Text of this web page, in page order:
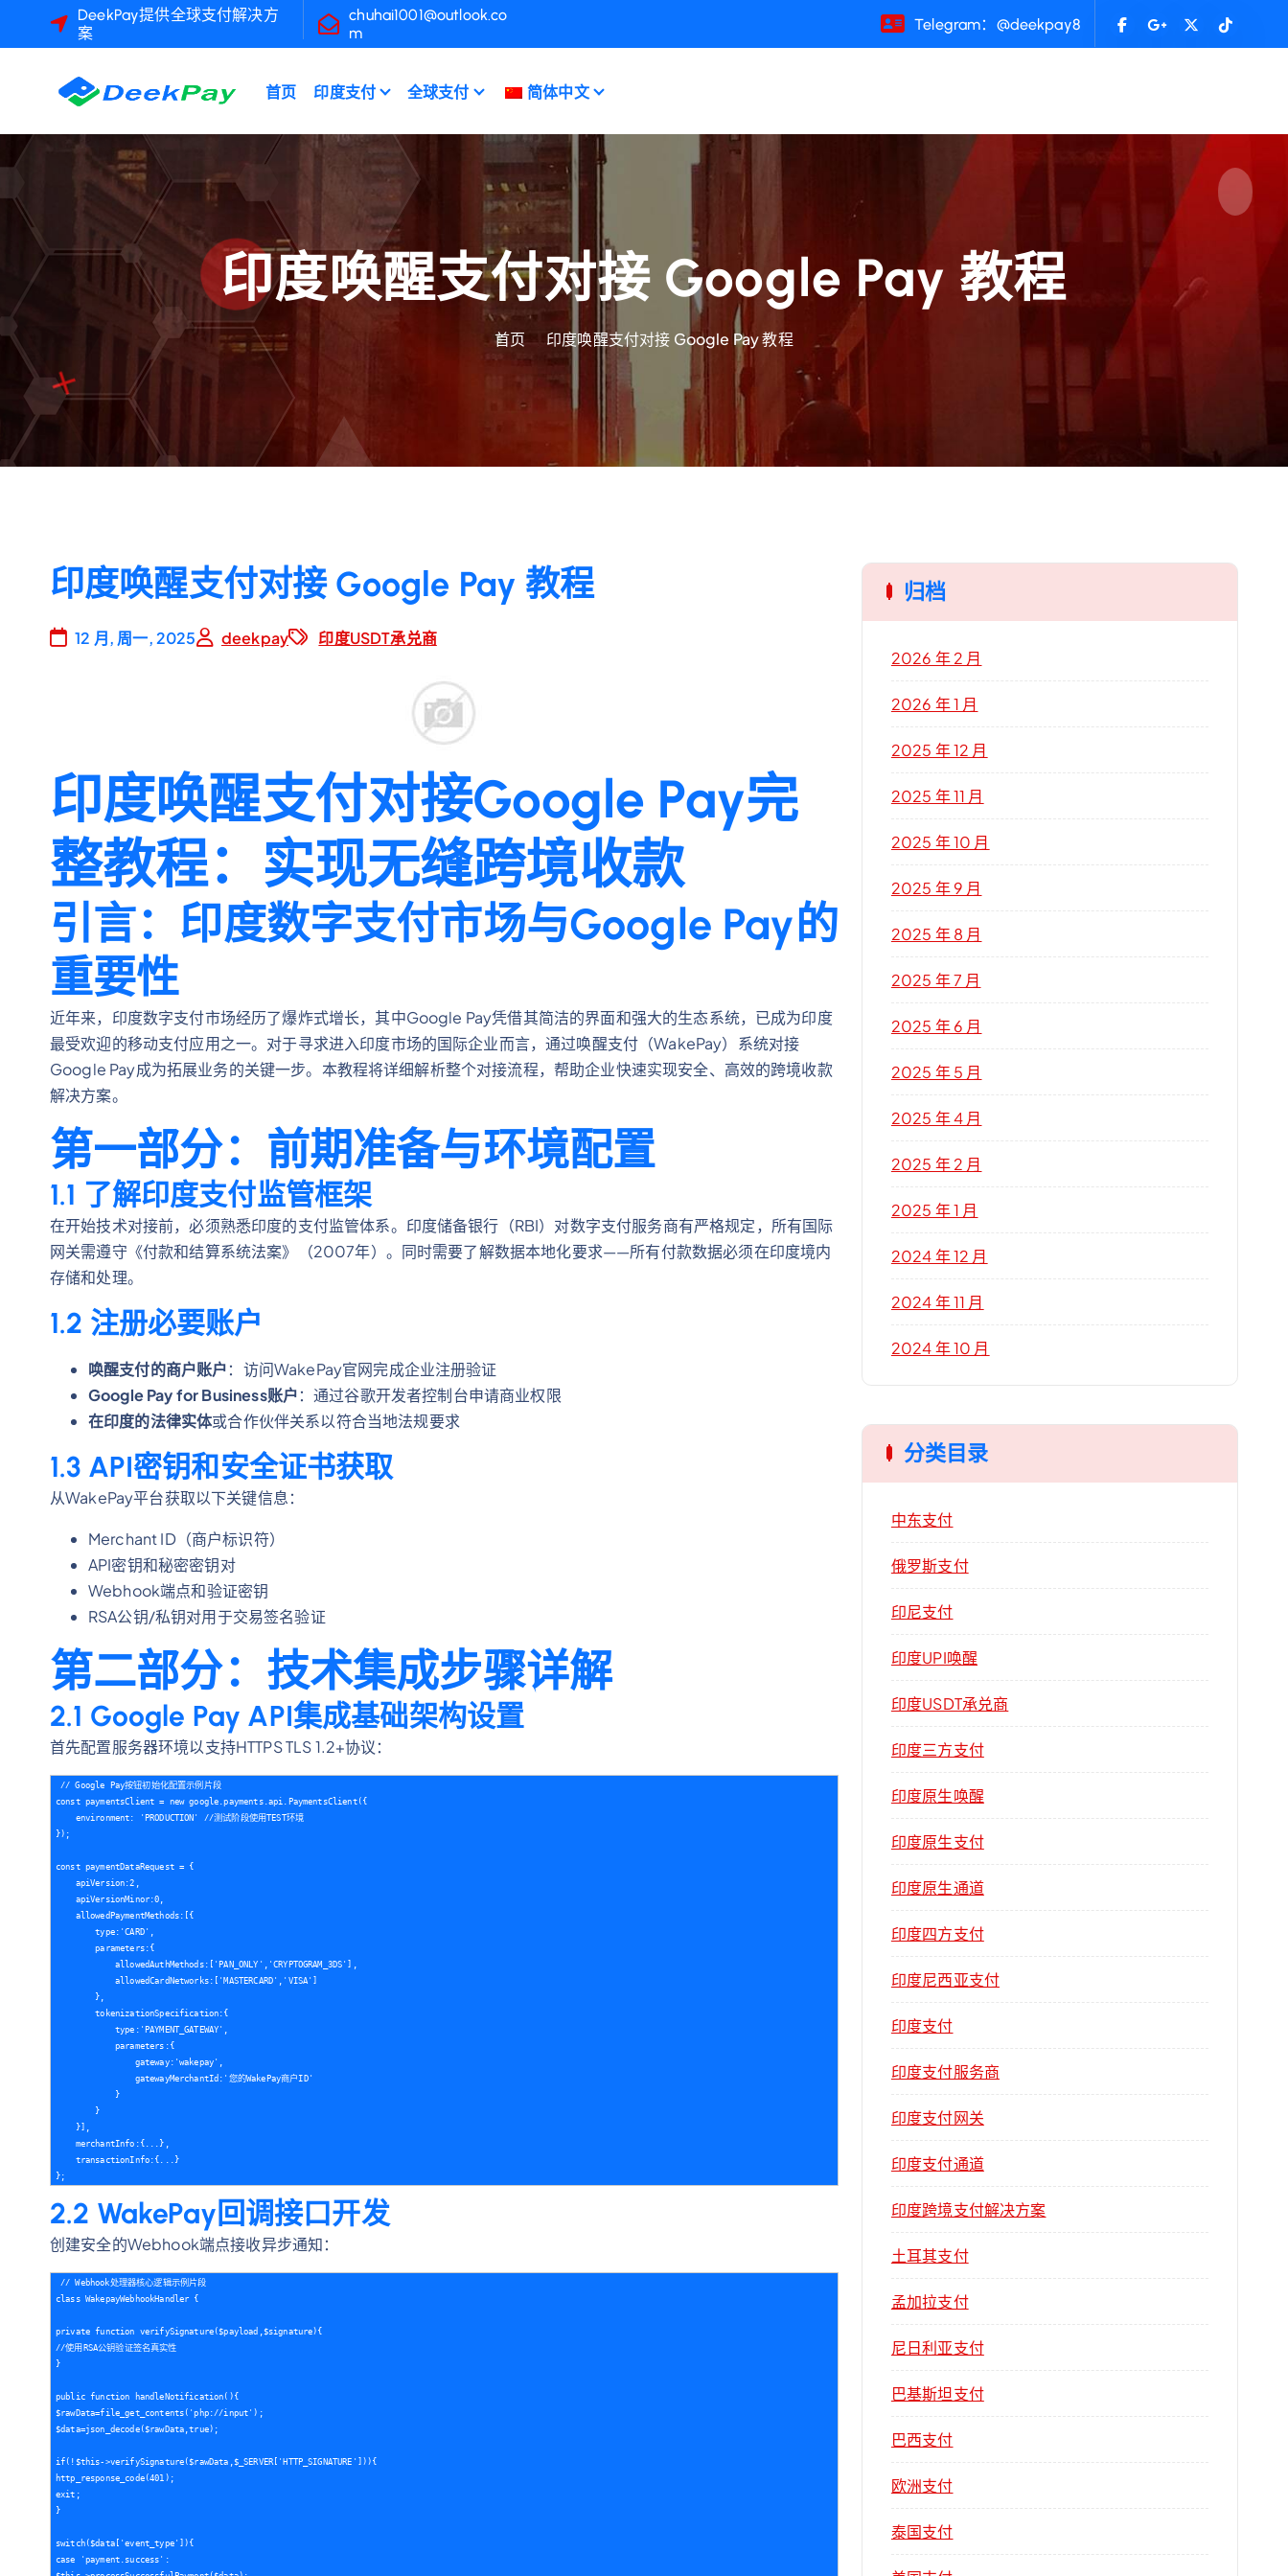
DeekPay提供全球支付解决方
案
chuhai1001@outlook.co
m
Telegram：@deekpay8
首页 印度支付 全球支付 简体中文
印度唤醒支付对接 Google Pay 教程
首页 印度唤醒支付对接 Google Pay 教程
印度唤醒支付对接 Google Pay 教程
12 月, 周一, 2025 deekpay 印度USDT承兑商
印度唤醒支付对接Google Pay完
整教程：实现无缝跨境收款
引言：印度数字支付市场与Google Pay的
重要性
近年来，印度数字支付市场经历了爆炸式增长，其中Google Pay凭借其简洁的界面和强大的生态系统，已成为印度
最受欢迎的移动支付应用之一。对于寻求进入印度市场的国际企业而言，通过唤醒支付（WakePay）系统对接
Google Pay成为拓展业务的关键一步。本教程将详细解析整个对接流程，帮助企业快速实现安全、高效的跨境收款
解决方案。
第一部分：前期准备与环境配置
1.1 了解印度支付监管框架
在开始技术对接前，必须熟悉印度的支付监管体系。印度储备银行（RBI）对数字支付服务商有严格规定，所有国际
网关需遵守《付款和结算系统法案》（2007年）。同时需要了解数据本地化要求——所有付款数据必须在印度境内
存储和处理。
1.2 注册必要账户
唤醒支付的商户账户：访问WakePay官网完成企业注册验证
Google Pay for Business账户：通过谷歌开发者控制台申请商业权限
在印度的法律实体或合作伙伴关系以符合当地法规要求
1.3 API密钥和安全证书获取
从WakePay平台获取以下关键信息：
Merchant ID（商户标识符）
API密钥和秘密密钥对
Webhook端点和验证密钥
RSA公钥/私钥对用于交易签名验证
第二部分：技术集成步骤详解
2.1 Google Pay API集成基础架构设置
首先配置服务器环境以支持HTTPS TLS 1.2+协议：
// Google Pay按钮初始化配置示例片段
const paymentsClient = new google.payments.api.PaymentsClient({
    environment: 'PRODUCTION' //测试阶段使用TEST环境
});
const paymentDataRequest = {
    apiVersion:2,
    apiVersionMinor:0,
    allowedPaymentMethods:[{
        type:'CARD',
        parameters:{
            allowedAuthMethods:['PAN_ONLY','CRYPTOGRAM_3DS'],
            allowedCardNetworks:['MASTERCARD','VISA']
        },
        tokenizationSpecification:{
            type:'PAYMENT_GATEWAY',
            parameters:{
                gateway:'wakepay',
                gatewayMerchantId:'您的WakePay商户ID'
            }
        }
    }],
    merchantInfo:{...},
    transactionInfo:{...}
2.2 WakePay回调接口开发
创建安全的Webhook端点接收异步通知：
// Webhook处理器核心逻辑示例片段
class WakepayWebhookHandler {
private function verifySignature($payload,$signature){
//使用RSA公钥验证签名真实性
}
public function handleNotification(){
$rawData=file_get_contents('php://input');
$data=json_decode($rawData,true);
if(!$this->verifySignature($rawData,$_SERVER['HTTP_SIGNATURE'])){
http_response_code(401);
exit;
}
switch($data['event_type']){
case 'payment.success':
归档
2026 年 2 月
2026 年 1 月
2025 年 12 月
2025 年 11 月
2025 年 10 月
2025 年 9 月
2025 年 8 月
2025 年 7 月
2025 年 6 月
2025 年 5 月
2025 年 4 月
2025 年 2 月
2025 年 1 月
2024 年 12 月
2024 年 11 月
2024 年 10 月
分类目录
中东支付
俄罗斯支付
印尼支付
印度UPI唤醒
印度USDT承兑商
印度三方支付
印度原生唤醒
印度原生支付
印度原生通道
印度四方支付
印度尼西亚支付
印度支付
印度支付服务商
印度支付网关
印度支付通道
印度跨境支付解决方案
土耳其支付
孟加拉支付
尼日利亚支付
巴基斯坦支付
巴西支付
欧洲支付
泰国支付